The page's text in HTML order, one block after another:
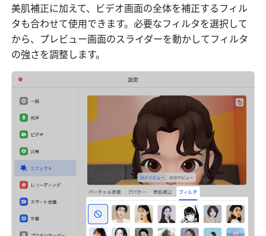
美肌補正に加えて、ビデオ画面の全体を補正するフィル
タも合わせて使用できます。必要なフィルタを選択して
から、プレビュー画面のスライダーを動かしてフィルタ
の強さを調整します。